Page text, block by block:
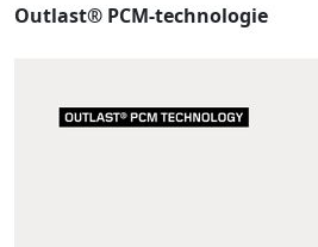
Outlast® PCM-technologie